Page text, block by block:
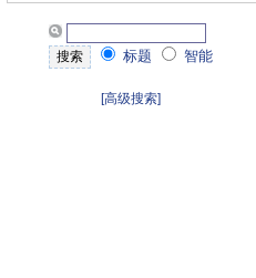
标题 智能
[高级搜索]